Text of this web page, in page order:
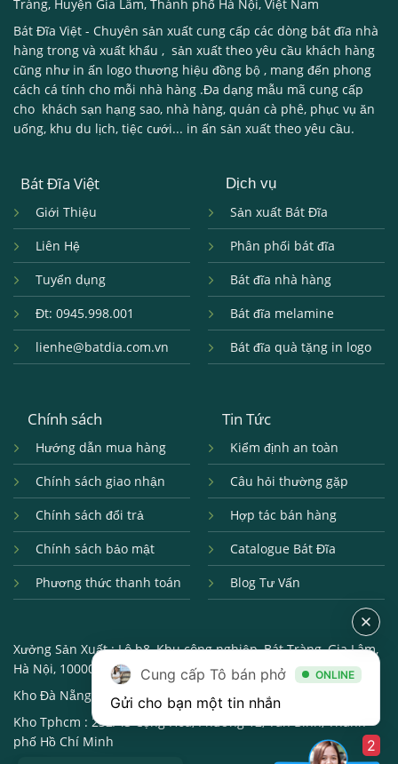
Tràng, Huyện Gia Lâm, Thành phố Hà Nội, Việt Nam
Bát Đĩa Việt - Chuyên sản xuất cung cấp các dòng bát đĩa nhà
hàng trong và xuất khẩu , sản xuất theo yêu cầu khách hàng
cũng như in ấn logo thương hiệu đồng bộ , mang đến phong
cách cá tính cho mỗi nhà hàng .Đa dạng mẫu mã cung cấp
cho khách sạn hạng sao, nhà hàng, quán cà phê, phục vụ ăn
uống, khu du lịch, tiệc cưới... in ấn sản xuất theo yêu cầu.
Bát Đĩa Việt
Giới Thiệu
Liên Hệ
Tuyển dụng
Đt: 0945.998.001
lienhe@batdia.com.vn
Dịch vụ
Sản xuất Bát Đĩa
Phân phối bát đĩa
Bát đĩa nhà hàng
Bát đĩa melamine
Bát đĩa quà tặng in logo
Chính sách
Hướng dẫn mua hàng
Chính sách giao nhận
Chính sách đổi trả
Chính sách bảo mật
Phương thức thanh toán
Tin Tức
Kiểm định an toàn
Câu hỏi thường gặp
Hợp tác bán hàng
Catalogue Bát Đĩa
Blog Tư Vấn
Xưởng Sản Xuất :Lô b8, Khu công nghiệp, Bát Tràng, Gia Lâm,
Hà Nội, 100000
Kho Đà Nẵng :
250, Đường 2/9, Hải châu, Đà Nẵng, 550000
Kho Tphcm : 232/43 Cộng Hòa, Phường 12, Tân Bình, Thành
phố Hồ Chí Minh
Cung cấp Tô bán phở ONLINE
Gửi cho bạn một tin nhắn
2